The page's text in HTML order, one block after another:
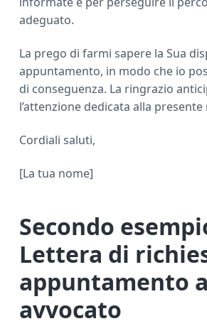
adeguato.
La prego di farmi sapere la Sua
appuntamento, in modo che io
di conseguenza. La ringrazio
l’attenzione dedicata alla presente
Cordiali saluti,
[La tua nome]
Secondo
Lettera di
appuntamento a
avvocato